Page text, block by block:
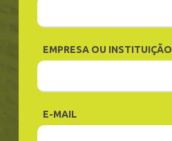
EMPRESA OU INSTITUIÇÃO
E-MAIL